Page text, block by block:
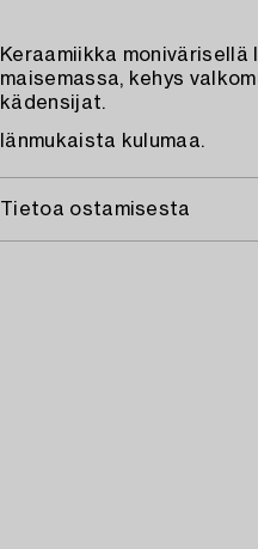
Keraamiikka
maisemassa, kehys
kädensijat.
Iänmukaista kulumaa.
Tietoa ostamisesta